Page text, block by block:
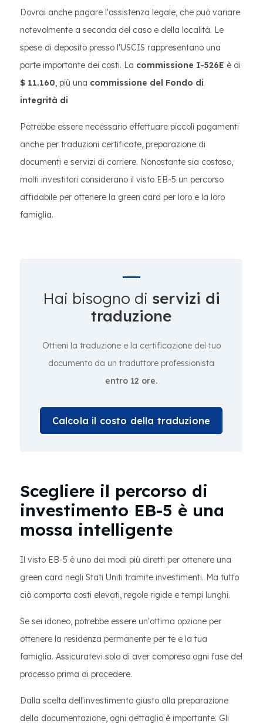
Dovrai anche pagare l'assistenza legale, che può variare
notevolmente a seconda del caso e della località. Le
spese di deposito presso l'USCIS rappresentano una
parte importante dei costi. La commissione I-526E è di
$ 11.160, più una commissione del Fondo di
integrità di
Potrebbe essere necessario effettuare piccoli pagamenti
anche per traduzioni certificate, preparazione di
documenti e servizi di corriere. Nonostante sia costoso,
molti investitori considerano il visto EB-5 un percorso
affidabile per ottenere la green card per loro e la loro
famiglia.
Hai bisogno di servizi di
traduzione
Ottieni la traduzione e la certificazione del tuo
documento da un traduttore professionista
entro 12 ore.
Calcola il costo della traduzione
Scegliere il percorso di
investimento EB-5 è una
mossa intelligente
Il visto EB-5 è uno dei modi più diretti per ottenere una
green card negli Stati Uniti tramite investimenti. Ma tutto
ciò comporta costi elevati, regole rigide e tempi lunghi.
Se sei idoneo, potrebbe essere un'ottima opzione per
ottenere la residenza permanente per te e la tua
famiglia. Assicuratevi solo di aver compreso ogni fase del
processo prima di procedere.
Dalla scelta dell'investimento giusto alla preparazione
della documentazione, ogni dettaglio è importante. Gli